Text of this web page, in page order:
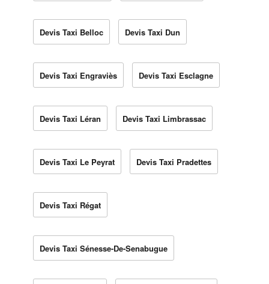
Devis Taxi Belloc Devis Taxi Dun
Devis Taxi Engraviès Devis Taxi Esclagne
Devis Taxi Léran Devis Taxi Limbrassac
Devis Taxi Le Peyrat Devis Taxi Pradettes
Devis Taxi Régat
Devis Taxi Sénesse-De-Senabugue